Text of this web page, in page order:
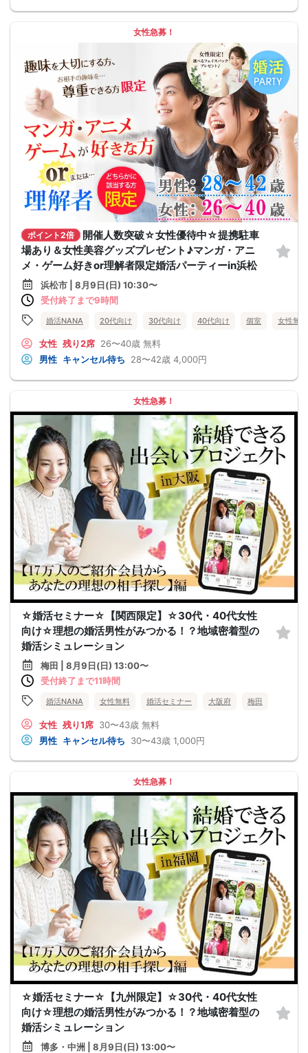
女性急募！
ポイント2倍
開催人数突破☆女性優待中☆提携駐車
場あり＆女性美容グッズプレゼント♪マンガ・アニ
メ・ゲーム好きor理解者限定婚活パーティーin浜松
浜松市 | 8月9日(日) 10:30〜
受付終了まで9時間
婚活NANA 20代向け 30代向け 40代向け 個室 女性無料
女性 残り2席 26〜40歳 無料
男性 キャンセル待ち 28〜42歳 4,000円
女性急募！
☆婚活セミナー☆【関西限定】☆30代・40代女性
向け☆理想の婚活男性がみつかる！？地域密着型の
婚活シミュレーション
梅田 | 8月9日(日) 13:00〜
受付終了まで11時間
婚活NANA 女性無料 婚活セミナー 大阪府 梅田
女性 残り1席 30〜43歳 無料
男性 キャンセル待ち 30〜43歳 1,000円
女性急募！
☆婚活セミナー☆【九州限定】☆30代・40代女性
向け☆理想の婚活男性がみつかる！？地域密着型の
婚活シミュレーション
博多・中洲 | 8月9日(日) 13:00〜